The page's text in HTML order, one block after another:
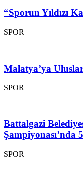
“Sporun Yıldızı
SPOR
Malatya’ya
SPOR
Battalgazi
Şampiyonası’nda
SPOR